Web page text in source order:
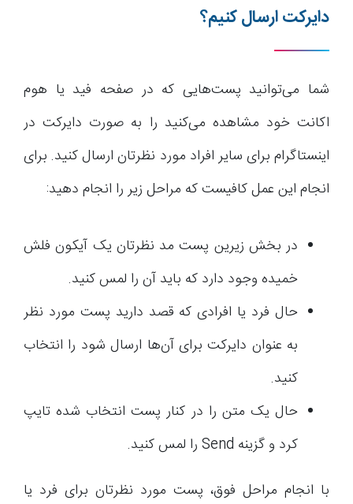
دایرکت ارسال کنیم؟
شما می‌توانید پست‌هایی که در صفحه فید یا هوم
اکانت خود مشاهده می‌کنید را به صورت دایرکت در
اینستاگرام برای سایر افراد مورد نظرتان ارسال کنید. برای
انجام این عمل کافیست که مراحل زیر را انجام دهید:
در بخش زیرین پست مد نظرتان یک آیکون فلش
خمیده وجود دارد که باید آن را لمس کنید.
حال فرد یا افرادی که قصد دارید پست مورد نظر
به عنوان دایرکت برای آن‌ها ارسال شود را انتخاب
کنید.
حال یک متن را در کنار پست انتخاب شده تایپ
کرد و گزینه Send را لمس کنید.
با انجام مراحل فوق، پست مورد نظرتان برای فرد یا